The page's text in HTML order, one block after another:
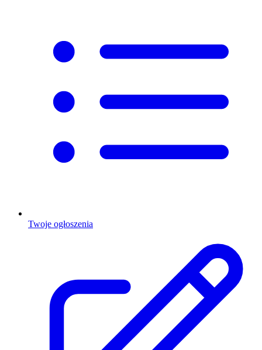
Twoje ogłoszenia